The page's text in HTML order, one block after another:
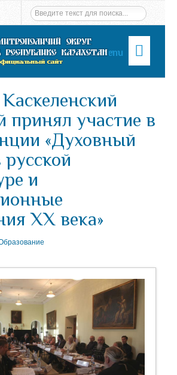
Menu
принял участие в
«Духовный
и
XX века»